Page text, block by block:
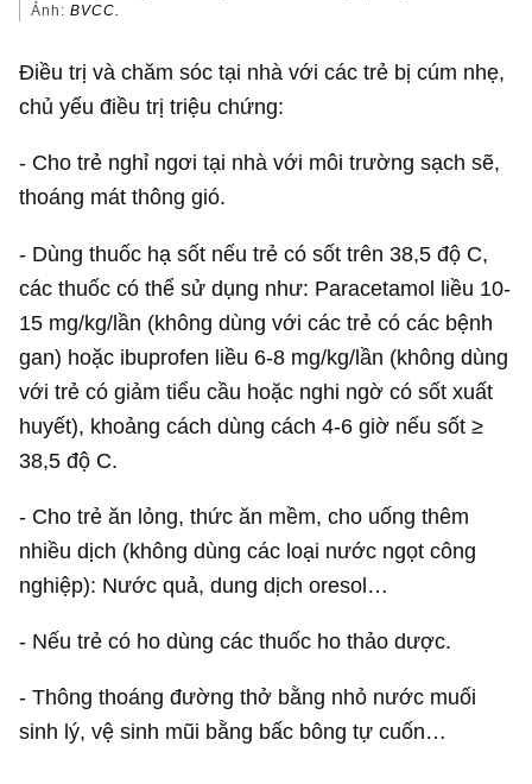
Ảnh: BVCC.
Điều trị và chăm sóc tại nhà với các trẻ bị cúm nhẹ,
chủ yếu điều trị triệu chứng:
- Cho trẻ nghỉ ngơi tại nhà với môi trường sạch sẽ,
thoáng mát thông gió.
- Dùng thuốc hạ sốt nếu trẻ có sốt trên 38,5 độ C,
các thuốc có thể sử dụng như: Paracetamol liều 10-
15 mg/kg/lần (không dùng với các trẻ có các bệnh
gan) hoặc ibuprofen liều 6-8 mg/kg/lần (không dùng
với trẻ có giảm tiểu cầu hoặc nghi ngờ có sốt xuất
huyết), khoảng cách dùng cách 4-6 giờ nếu sốt ≥
38,5 độ C.
- Cho trẻ ăn lỏng, thức ăn mềm, cho uống thêm
nhiều dịch (không dùng các loại nước ngọt công
nghiệp): Nước quả, dung dịch oresol…
- Nếu trẻ có ho dùng các thuốc ho thảo dược.
- Thông thoáng đường thở bằng nhỏ nước muối
sinh lý, vệ sinh mũi bằng bấc bông tự cuốn…